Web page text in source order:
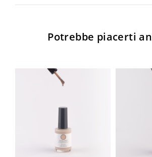
Potrebbe piacerti